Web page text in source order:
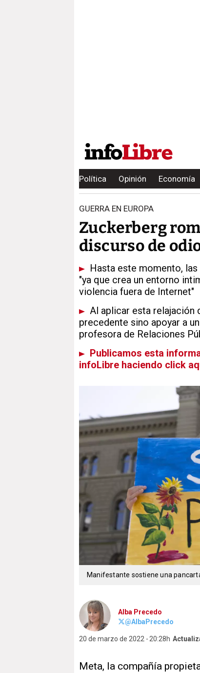
Política Opinión Economía
GUERRA EN EUROPA
Zuckerberg
discurso de
Hasta este momento,
"ya que crea un entorno
violencia fuera de Internet"
Al aplicar esta relajación
precedente sino apoyar a
profesora de Relaciones
Publicamos esta
infoLibre haciendo click
Manifestante sostiene una
Alba Precedo
@AlbaPrecedo
20 de marzo de 2022 20:28h
Meta, la compañía